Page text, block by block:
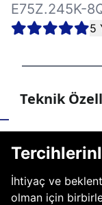
E75Z.245K-
5
Teknik
İhtiyaç ve
olman için